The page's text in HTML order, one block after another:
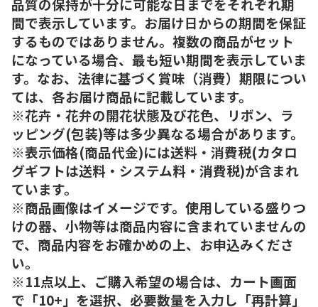
間で表示しています。お届け日からの期間を保証
するものではありません。複数の商品がセット
になっている場合、最も短い期間を表示していま
す。なお、法律に基づく賞味（消費）期限につい
ては、各お届け商品に記載しています。
※花卉・花弁の開花状態及び花色、リボン、ラ
ッピング(包装)等は多少異なる場合があります。
※表示価格(商品代金)には送料・消費税(カタロ
グギフトは送料・システム料・消費税)が含まれ
ています。
※商品画像はイメージです。使用している盛りつ
けの器、小物等は商品内容に含まれていませんの
で、商品内容をお確かめの上、お申込みくださ
い。
※11点以上、ご購入希望の場合は、カート画面
で「10+」を選択、必要数量を入力し「再計算」